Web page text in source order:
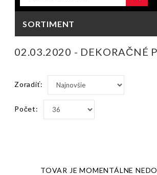
SORTIMENT
02.03.2020 - DEKORAČNÉ
Zoradiť:
Počet:
TOVAR JE MOMENTÁLNE